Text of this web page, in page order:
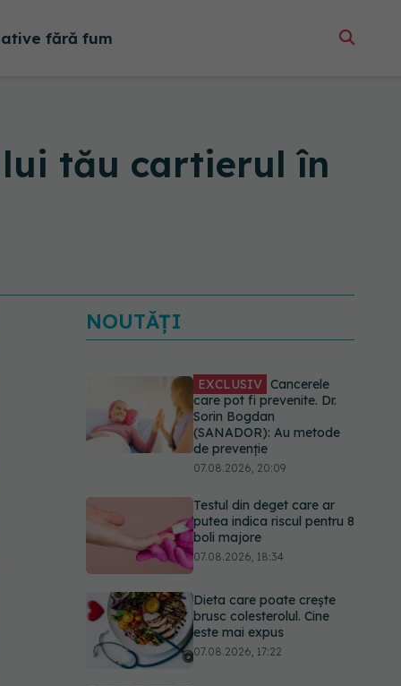
fără fum
tău cartierul în
NOUTĂȚI
EXCLUSIV Cancerele
care pot fi prevenite. Dr.
Sorin Bogdan
(SANADOR): Au metode
de prevenție
07.08.2026, 20:09
Testul din deget care ar
putea indica riscul pentru 8
boli majore
07.08.2026, 18:34
Dieta care poate crește
brusc colesterolul. Cine
este mai expus
07.08.2026, 17:22